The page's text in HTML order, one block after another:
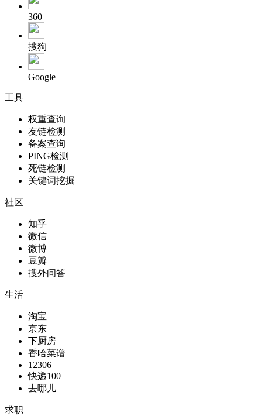
360
搜狗
Google
工具
权重查询
友链检测
备案查询
PING检测
死链检测
关键词挖掘
社区
知乎
微信
微博
豆瓣
搜外问答
生活
淘宝
京东
下厨房
香哈菜谱
12306
快递100
去哪儿
求职